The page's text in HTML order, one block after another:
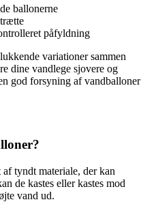
ballonerne
påfyldning
variationer sammen
dine vandlege sjovere og
god forsyning af vandballoner
tyndt materiale, der kan
de kastes eller kastes mod
vand ud.